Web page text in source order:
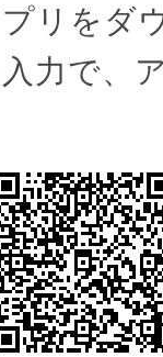
リをダ
力で、